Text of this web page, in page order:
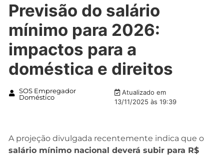
Previsão do salário
mínimo para 2026:
impactos para a
doméstica e direitos
SOS Empregador
Doméstico
Atualizado em
13/11/2025 às 19:39
A projeção divulgada recentemente indica que o
salário mínimo nacional deverá subir para R$